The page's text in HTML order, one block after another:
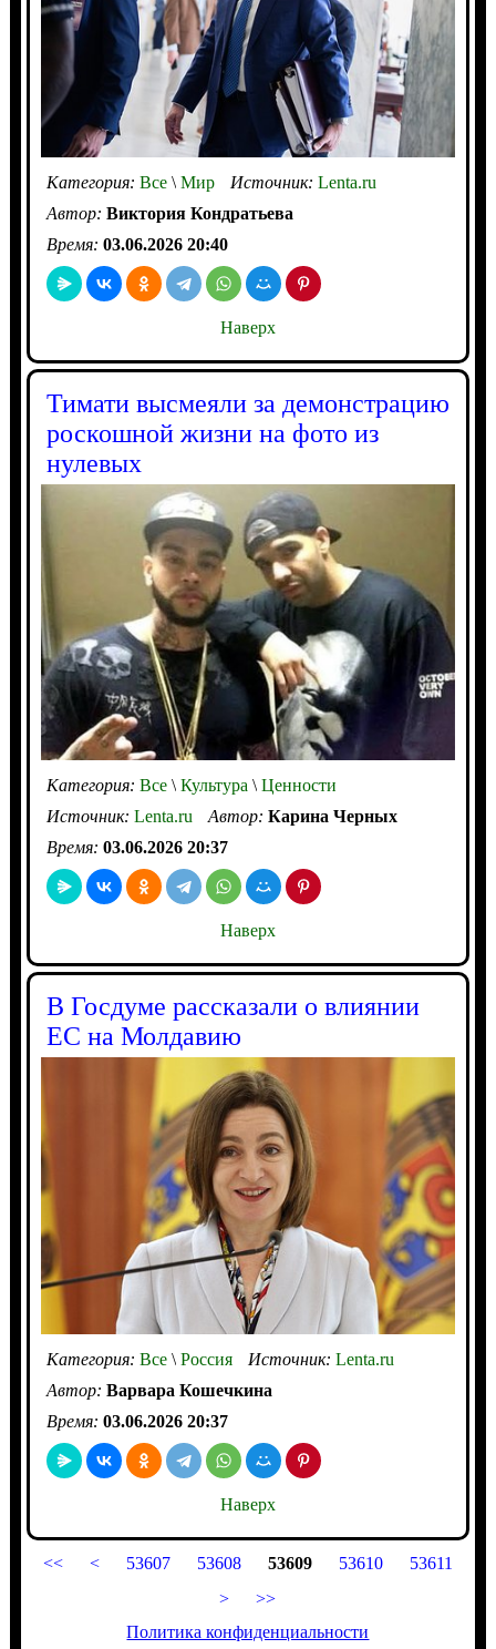
Категория: Все\Мир Источник: Lenta.ru
Автор: Виктория Кондратьева
Время: 03.06.2026 20:40
Наверх
Тимати высмеяли за демонстрацию
роскошной жизни на фото из
нулевых
Категория: Все\Культура \Ценности
Источник: Lenta.ru Автор: Карина Черных
Время: 03.06.2026 20:37
Наверх
В Госдуме рассказали о влиянии
ЕС на Молдавию
Категория: Все\Россия Источник: Lenta.ru
Автор: Варвара Кошечкина
Время: 03.06.2026 20:37
Наверх
<< < 53607 53608 53609 53610
53611
>
>>
Политика конфиденциальности